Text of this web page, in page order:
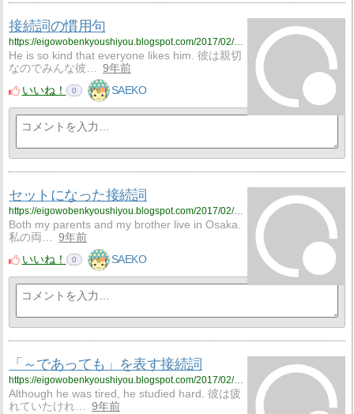
接続詞の慣用句
https://eigowobenkyoushiyou.blogspot.com/2017/02/blog-post_14.html
He is so kind that everyone likes him. 彼は親切
なのでみんな彼…
9年前
いいね！
0 SAEKO
セットになった接続詞
https://eigowobenkyoushiyou.blogspot.com/2017/02/blog-post_13.html
Both my parents and my brother live in Osaka.
私の両…
9年前
いいね！
0 SAEKO
「～であっても」を表す接続詞
https://eigowobenkyoushiyou.blogspot.com/2017/02/blog-post_12.html
Although he was tired, he studied hard. 彼は疲
れていたけれ…
9年前